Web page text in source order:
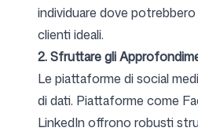
individuare dove
clienti ideali.
2. Sfruttare gli
Le piattaforme di social
di dati. Piattaforme come
LinkedIn offrono robusti